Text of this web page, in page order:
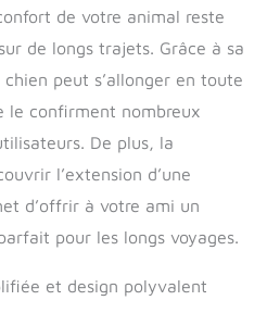
confortablement et
agréablement！
Votre chien sera
désormais heureux
de vous
accompagner en
voiture ! Protège
entièrement votre
siège de voiture
contre les rayures,
d'animaux
domestiques.
de votre animal reste
de longs trajets. Grâce à sa
peut s’allonger en toute
le confirment nombreux
De plus, la
l’extension d’une
d’offrir à votre ami un
pour les longs voyages.
et design polyvalent